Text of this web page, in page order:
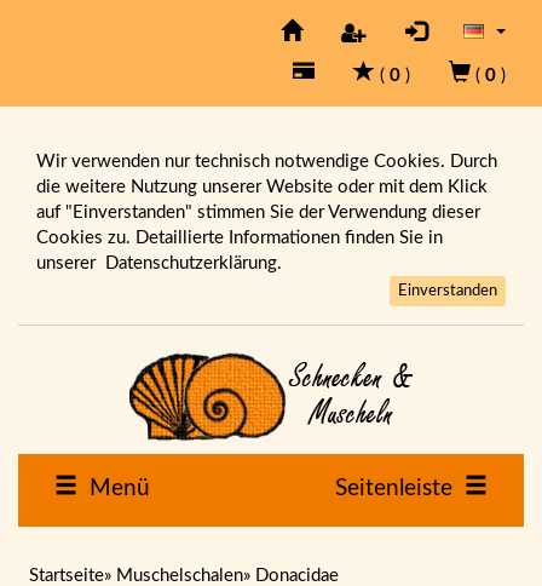
( 0 ) ( 0 )
Wir verwenden nur technisch notwendige Cookies. Durch
die weitere Nutzung unserer Website oder mit dem Klick
auf "Einverstanden" stimmen Sie der Verwendung dieser
Cookies zu. Detaillierte Informationen finden Sie in
unserer Datenschutzerklärung.
Einverstanden
Menü Seitenleiste
Startseite» Muschelschalen» Donacidae